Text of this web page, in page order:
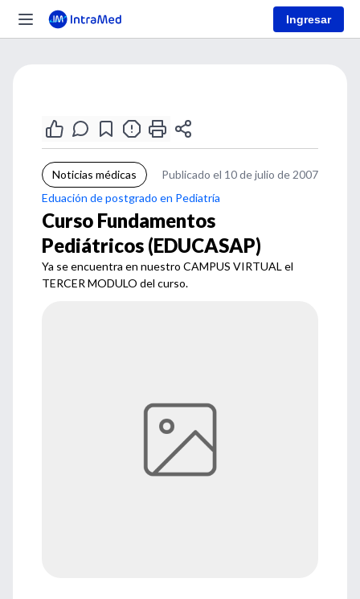
Ingresar
Noticias médicas
Publicado el 10 de julio de 2007
Eduación de postgrado en Pediatría
Curso Fundamentos
Pediátricos (EDUCASAP)
Ya se encuentra en nuestro CAMPUS VIRTUAL el
TERCER MODULO del curso.